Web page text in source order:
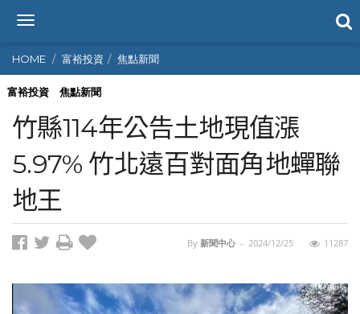
T
g
g
l
n
a
v
i
g
a
t
HOME 富裕投資 焦點新聞
富裕投資 焦點新聞
竹縣114年公告土地現值漲
5.97% 竹北遠百對面角地蟬聯
地王
By 新聞中心 - 2024/12/25 11287